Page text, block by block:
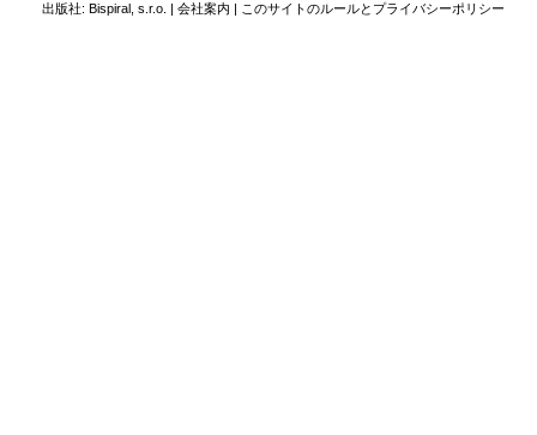
出版社: Bispiral, s.r.o. | 会社案内 | このサイトのルールとプライバシーポリシー